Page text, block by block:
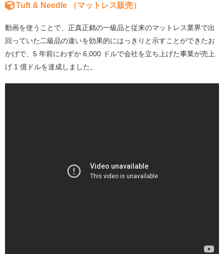
Tuft & Needle （マットレス販売）
動画を使うことで、正真正銘の一級品と従来のマットレス業界で出
回っていた二級品の違いを効果的にはっきりと示すことができたお
かげで、5 年前にわずか 6,000 ドルで会社を立ち上げた事業が売上
げ 1 億ドルを達成しました。